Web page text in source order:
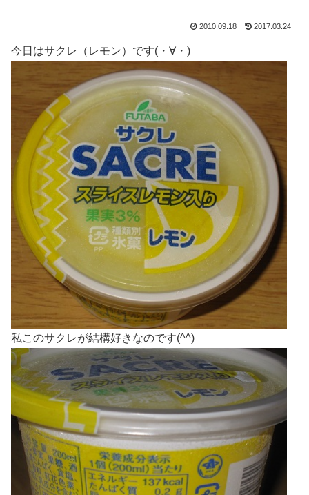
2010.09.18 2017.03.24
今日はサクレ（レモン）です(・∀・)
私このサクレが結構好きなのです(^^)